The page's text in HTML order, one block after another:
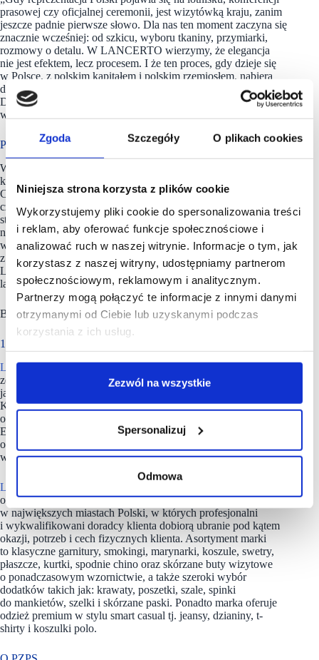
Zgoda Szczegóły O plikach cookies
Niniejsza strona korzysta z plików cookie
Wykorzystujemy pliki cookie do spersonalizowania treści
i reklam, aby oferować funkcje społecznościowe i
analizować ruch w naszej witrynie. Informacje o tym, jak
korzystasz z naszej witryny, udostępniamy partnerom
społecznościowym, reklamowym i analitycznym.
Partnerzy mogą połączyć te informacje z innymi danymi
otrzymanymi od Ciebie lub uzyskanymi podczas
korzystania z ich usług.
Zezwól na wszystkie
Spersonalizuj
Odmowa
prasowej czy oficjalnej ceremonii, jest wizytówką kraju, zanim
jeszcze padnie pierwsze słowo. Dla nas ten moment zaczyna się
znacznie wcześniej: od szkicu, wyboru tkaniny, przymiarki,
rozmowy o detalu. W LANCERTO wierzymy, że elegancja
nie jest efektem, lecz procesem. I że ten proces, gdy dzieje się
w Polsce, z polskim kapitałem i polskim rzemiosłem, nabiera
dodatkowego znaczenia” – podsumowuje Michał Grochala,
Dyrektor Marki i Komunikacji G8 S.A., spółki będącej
właścicielem LANCERTO.
Poczuj się jak mistrz
Wiosną 2026 roku LANCERTO wprowadzi do sprzedaży
kolekcję stworzoną z inspiracji strojami reprezentacji Polski.
Choć nie jest to kolekcja szyta na miarę jak dla polskiej kadry,
czerpie z tej samej estetyki i wizji: spójnego, nowoczesnego
stylu, który pokazuje, że elegancja i sport nie wykluczają się
nawzajem. To propozycja dla tych, którzy chcą nosić coś
więcej niż ubranie: kawałek historii, która powstaje razem
z polską siatkówką. Kolekcja będzie dostępna w salonach
LANCERTO w całej Polsce oraz w sklepie internetowym
lancerto.com.
Bo reprezentacja zaczyna się wcześniej niż myślimy.
18 lat doswiaczenia
LANCERTO
ze swojego innowacyjnego stylu, komfortowej i wysokiej
jakości odzieży, butów i akcesoriów dla kobiet oraz mężczyzn.
Kolekcje marki powstają z myślą o kobietach
oraz mężczyznach ceniących wygodę i elegancję.
Ekskluzywnie wyselekcjonowane tkaniny, perfekcyjny krój
oraz staranność wykończenia to pewność nienagannego
wizerunku w każdej sytuacji.
LANCERTO
oraz ogólnopolską siecią salonów sprzedaży zlokalizowanych
w największych miastach Polski, w których profesjonalni
i wykwalifikowani doradcy klienta dobiorą ubranie pod kątem
okazji, potrzeb i cech fizycznych klienta. Asortyment marki
to klasyczne garnitury, smokingi, marynarki, koszule, swetry,
płaszcze, kurtki, spodnie chino oraz skórzane buty wizytowe
o ponadczasowym wzornictwie, a także szeroki wybór
dodatków takich jak: krawaty, poszetki, szale, spinki
do mankietów, szelki i skórzane paski. Ponadto marka oferuje
odzież premium w stylu smart casual tj. jeansy, dzianiny, t-
shirty i koszulki polo.